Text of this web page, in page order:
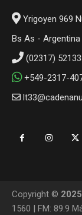
Yrigoyen 969
Bs As - Argentina
(02317)
+549-2317-
Copyright © 2025
1560 | FM: 89.9